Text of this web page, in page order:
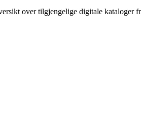
over tilgjengelige digitale kataloger